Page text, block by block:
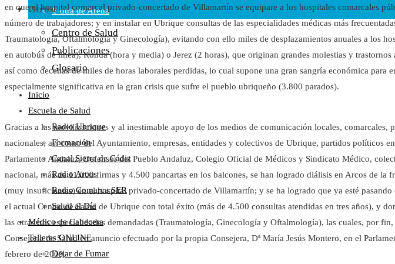
Y otra de Arena
Noticias Sanitarias
Enlaces
Newsletter
Otros
Centro de Salud
Publicaciones
Glosario
Inicio
Escuela de Salud
Radio Ubrique
Formación
Canal Sierra de Cádiz
Radio Arcos
Radio Comarca SER
Salud al Día
Médico de Cabecera
Talleres ONLINE
Dejar de Fumar
en que el hospital comarcal privado-concertado de Villamartín se equipare a los hospitales comarcales
número de trabajadores; y en instalar en Ubrique consultas de las especialidades médicas más
Traumatología, Oftalmología y Ginecología), evitando con ello miles de desplazamientos anuales a los
en autobús de línea), Ronda (hora y media) o Jerez (2 horas), que originan grandes molestias y trastornos
así como decenas de miles de horas laborales perdidas, lo cual supone una gran sangría económica para
especialmente significativa en la gran crisis que sufre el pueblo ubriqueño (3.800 parados).
Gracias a las movilizaciones y al inestimable apoyo de los medios de comunicación locales, comarcales,
nacionales, así como del Ayuntamiento, empresas, entidades y colectivos de Ubrique, partidos políticos
Parlamento Andaluz, Defensor del Pueblo Andaluz, Colegio Oficial de Médicos y Sindicato Médico,
nacional, más de 11.000 firmas y 4.500 pancartas en los balcones, se han logrado diálisis en Arcos de la
(muy insuficientes) en el hospital privado-concertado de Villamartín; y se ha logrado que ya esté
el actual Centro de Salud de Ubrique con total éxito (más de 4.500 consultas atendidas en tres años), y
las otras tres especialidades demandadas (Traumatología, Ginecología y Oftalmología), las cuales, por
Consejería de Salud en anuncio efectuado por la propia Consejera, Dª María Jesús Montero, en el
febrero de 2009.